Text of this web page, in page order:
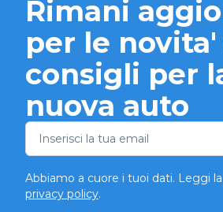
Rimani
per le novita'
consigli per
nuova auto
Abbiamo a cuore i tuoi dati. Leggi
privacy policy.